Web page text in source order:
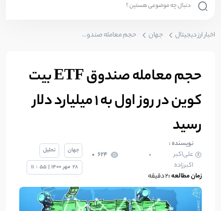
اخبار ارز دیجیتال جهان حجم معامله صندوق ETF بیت کوین در روز اول به 1 میلیارد دلار رسید
حجم معامله صندوق ETF بیت
کوین در روز اول به 1 میلیارد دلار
رسید
نویسنده :
علی‌اکبر
اکبرزاده
624
زمان مطالعه :۲ دقیقه
جهان
تحلیل
28 مهر 1400
|
55
:
11